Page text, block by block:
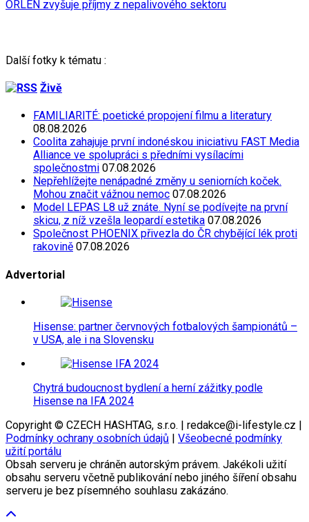
ORLEN zvyšuje příjmy z nepalivového sektoru
Další fotky k tématu :
Živě
FAMILIARITÉ: poetické propojení filmu a literatury
08.08.2026
Coolita zahajuje první indonéskou iniciativu FAST Media
Alliance ve spolupráci s předními vysílacími
společnostmi 07.08.2026
Nepřehlížejte nenápadné změny u seniorních koček.
Mohou značit vážnou nemoc 07.08.2026
Model LEPAS L8 už znáte. Nyní se podívejte na první
skicu, z níž vzešla leopardí estetika 07.08.2026
Společnost PHOENIX přivezla do ČR chybějící lék proti
rakovině 07.08.2026
Advertorial
Hisense: partner červnových fotbalových šampionátů –
v USA, ale i na Slovensku
Chytrá budoucnost bydlení a herní zážitky podle
Hisense na IFA 2024
Copyright © CZECH HASHTAG, s.r.o. | redakce@i-lifestyle.cz |
Podmínky ochrany osobních údajů | Všeobecné podmínky
užití portálu
Obsah serveru je chráněn autorským právem. Jakékoli užití
obsahu serveru včetně publikování nebo jiného šíření obsahu
serveru je bez písemného souhlasu zakázáno.